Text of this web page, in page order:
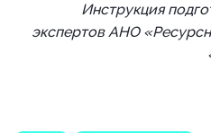
Инструкция
экспертов АНО